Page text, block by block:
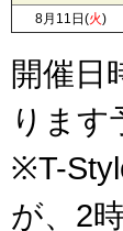
8月11日(火)
開催日
ります
※T-
が、2